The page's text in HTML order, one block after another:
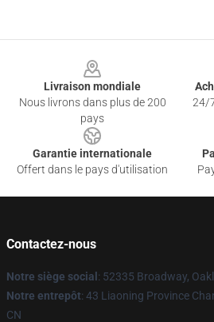
Livraison mondiale
Nous livrons dans plus de 200
pays
24/
Garantie internationale
Offert dans le pays d'utilisation
Contactez-nous
Notre siège social : 52335 Broadway,
Notre entrepôt: 43 Liaoning Province
CN